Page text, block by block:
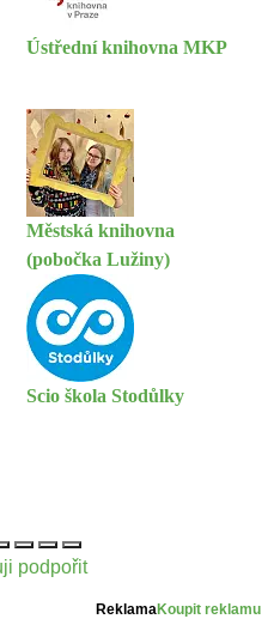
Ústřední knihovna MKP
Městská knihovna
(pobočka Lužiny)
Scio škola Stodůlky
podpořit
ReklamaKoupit reklamu